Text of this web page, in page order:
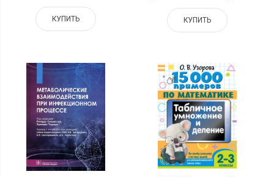
КУПИТЬ КУПИТЬ